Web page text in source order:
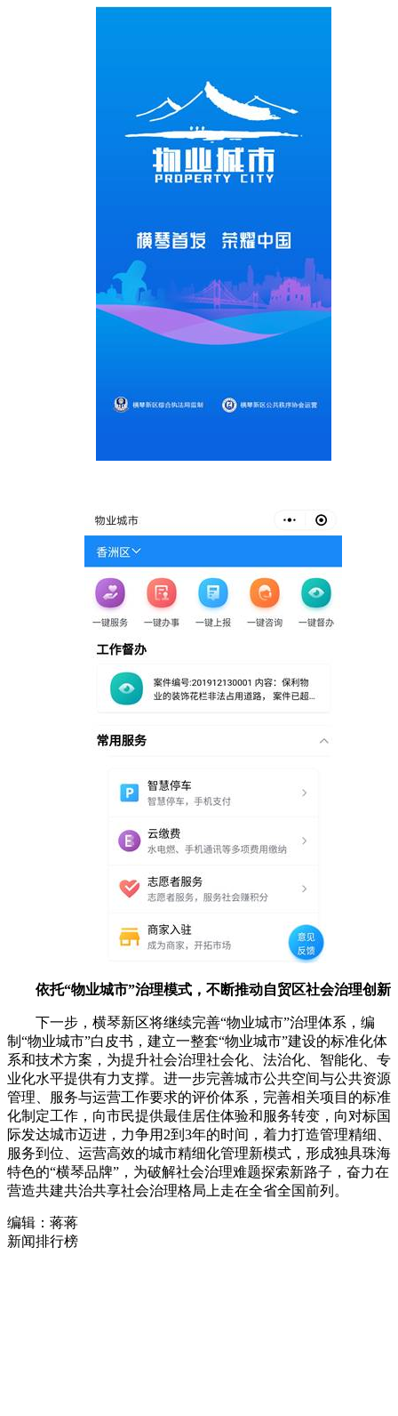
依托“物业城市”治理模式，不断推动自贸区社会治理创新
下一步，横琴新区将继续完善“物业城市”治理体系，编
制“物业城市”白皮书，建立一整套“物业城市”建设的标准化体
系和技术方案，为提升社会治理社会化、法治化、智能化、专
业化水平提供有力支撑。进一步完善城市公共空间与公共资源
管理、服务与运营工作要求的评价体系，完善相关项目的标准
化制定工作，向市民提供最佳居住体验和服务转变，向对标国
际发达城市迈进，力争用2到3年的时间，着力打造管理精细、
服务到位、运营高效的城市精细化管理新模式，形成独具珠海
特色的“横琴品牌”，为破解社会治理难题探索新路子，奋力在
营造共建共治共享社会治理格局上走在全省全国前列。
编辑：蒋蒋
新闻排行榜